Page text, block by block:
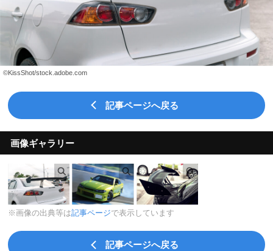
©KissShot/stock.adobe.com
記事ページへ戻る
画像ギャラリー
※画像の出典等は記事ページで表示しています
記事ページへ戻る